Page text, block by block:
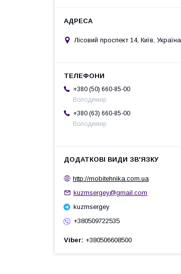
Лісовий проспект 14, Київ, Україна
+380 (50) 660-85-00
Володимир
+380 (63) 660-85-00
Володимир
http://mobitehnika.com.ua
kuzmsergey@gmail.com
kuzmsergey
+380509722535
Viber +380506608500